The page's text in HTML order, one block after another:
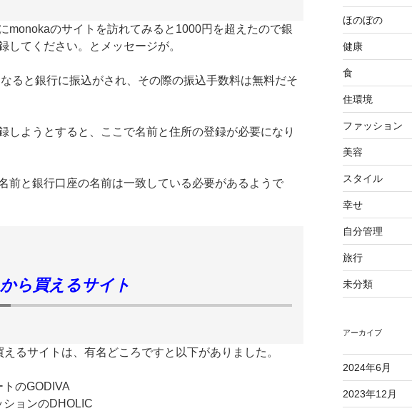
monokaのサイトを訪れてみると1000円を超えたので銀
してください。とメッセージが。
ると銀行に振込がされ、その際の振込手数料は無料だそ
しようとすると、ここで名前と住所の登録が必要になり
前と銀行口座の名前は一致している必要があるようで
ら買えるサイト
るサイトは、有名どころですと以下がありました。
のGODIVA
ションのDHOLIC
ほのぼの
健康
食
住環境
ファッション
美容
スタイル
幸せ
自分管理
旅行
未分類
アーカイブ
2024年6月
2023年12月